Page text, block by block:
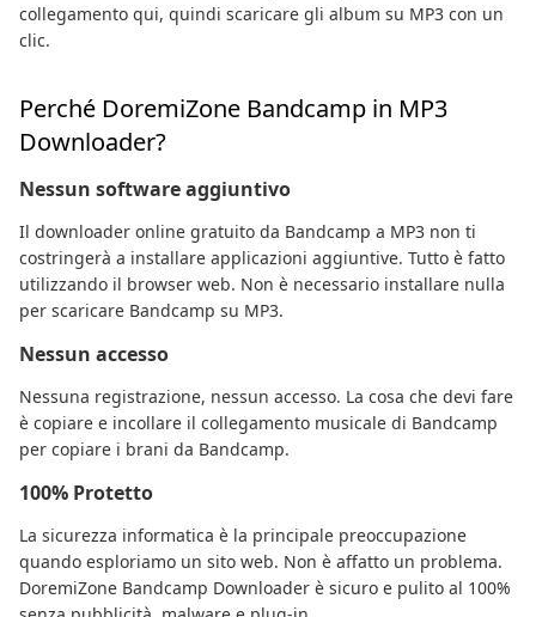
collegamento qui, quindi scaricare gli album su MP3 con un
clic.
Perché DoremiZone Bandcamp in MP3
Downloader?
Nessun software aggiuntivo
Il downloader online gratuito da Bandcamp a MP3 non ti
costringerà a installare applicazioni aggiuntive. Tutto è fatto
utilizzando il browser web. Non è necessario installare nulla
per scaricare Bandcamp su MP3.
Nessun accesso
Nessuna registrazione, nessun accesso. La cosa che devi fare
è copiare e incollare il collegamento musicale di Bandcamp
per copiare i brani da Bandcamp.
100% Protetto
La sicurezza informatica è la principale preoccupazione
quando esploriamo un sito web. Non è affatto un problema.
DoremiZone Bandcamp Downloader è sicuro e pulito al 100%